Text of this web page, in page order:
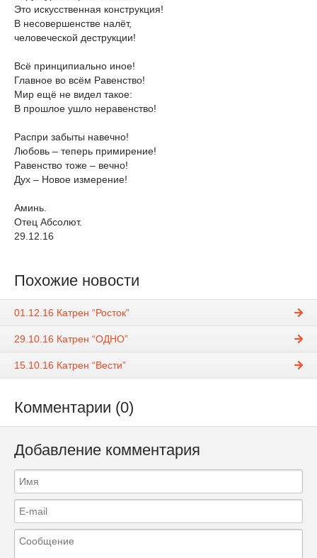
Это искусственная конструкция!
В несовершенстве налёт,
человеческой деструкции!
Всё принципиально иное!
Главное во всём Равенство!
Мир ещё не видел такое:
В прошлое ушло неравенство!
Распри забыты навечно!
Любовь – теперь примирение!
Равенство тоже – вечно!
Дух – Новое измерение!
Аминь.
Отец Абсолют.
29.12.16
Похожие новости
01.12.16 Катрен “Росток”
29.10.16 Катрен “ОДНО”
15.10.16 Катрен “Вести”
Комментарии (0)
Добавление комментария